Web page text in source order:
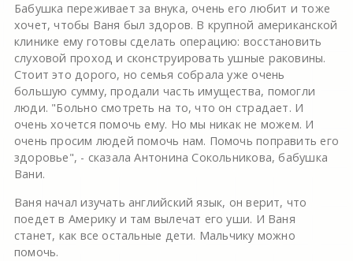
Бабушка переживает за внука, очень его любит и тоже
хочет, чтобы Ваня был здоров. В крупной американской
клинике ему готовы сделать операцию: восстановить
слуховой проход и сконструировать ушные раковины.
Стоит это дорого, но семья собрала уже очень
большую сумму, продали часть имущества, помогли
люди. "Больно смотреть на то, что он страдает. И
очень хочется помочь ему. Но мы никак не можем. И
очень просим людей помочь нам. Помочь поправить его
здоровье", - сказала Антонина Сокольникова, бабушка
Вани.
Ваня начал изучать английский язык, он верит, что
поедет в Америку и там вылечат его уши. И Ваня
станет, как все остальные дети. Мальчику можно
помочь.